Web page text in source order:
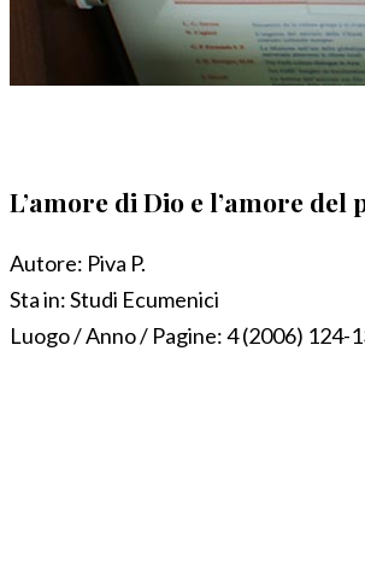
L’amore di Dio e l’amore del
Autore: Piva P.
Sta in:Studi Ecumenici
Luogo / Anno / Pagine:4 (2006) 124-